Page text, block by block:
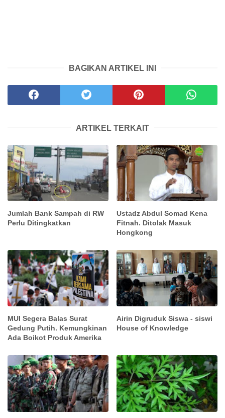
BAGIKAN ARTIKEL INI
ARTIKEL TERKAIT
Jumlah Bank Sampah di RW
Perlu Ditingkatkan
Ustadz Abdul Somad Kena
Fitnah. Ditolak Masuk
Hongkong
MUI Segera Balas Surat
Gedung Putih. Kemungkinan
Ada Boikot Produk Amerika
Airin Digruduk Siswa - siswi
House of Knowledge